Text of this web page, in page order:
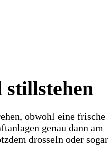
obwohl eine frische
genau dann am
drosseln oder sogar